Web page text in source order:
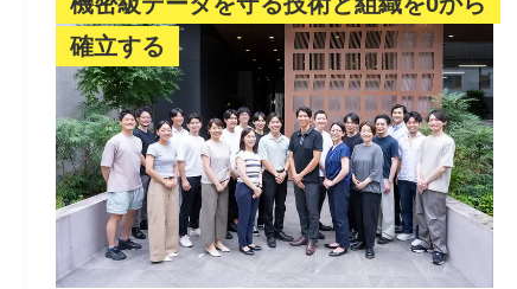
確立する